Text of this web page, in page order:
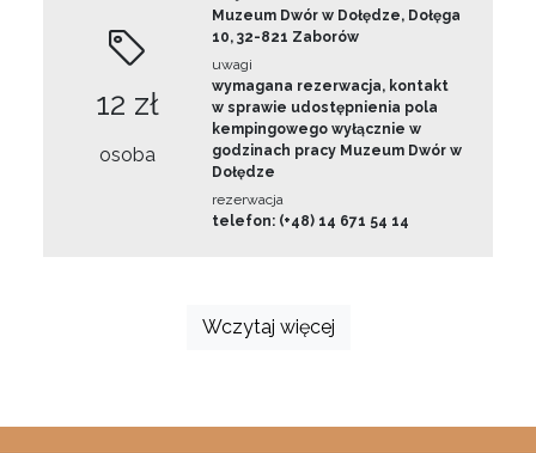
12 zł
osoba
Muzeum Dwór w Dołędze, Dołęga
10, 32-821 Zaborów
uwagi
wymagana rezerwacja, kontakt
w sprawie udostępnienia pola
kempingowego wyłącznie w
godzinach pracy Muzeum Dwór w
Dołędze
rezerwacja
telefon: (+48) 14 671 54 14
Wczytaj więcej